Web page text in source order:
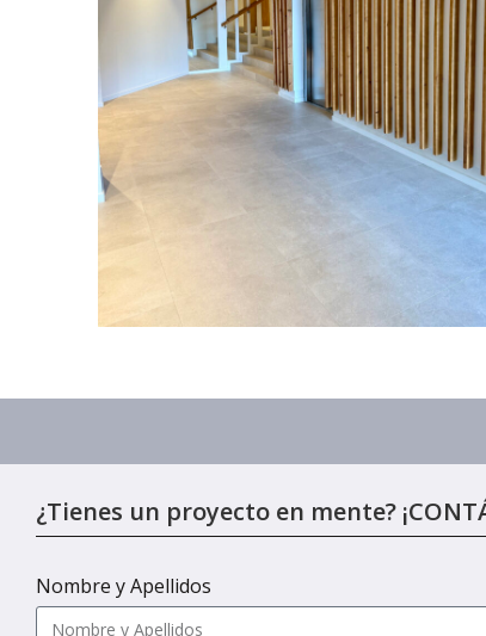
¿Tienes un proyecto en mente?
Nombre y Apellidos